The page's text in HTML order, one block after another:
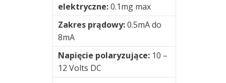
elektryczne:0.1mg max
Zakres prądowy:0.5mA do
8mA
Napięcie polaryzujące: 10 –
12 Volts DC